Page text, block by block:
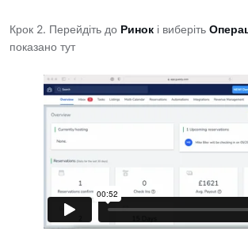
Крок 2. Перейдіть до Ринок і виберіть
показано тут